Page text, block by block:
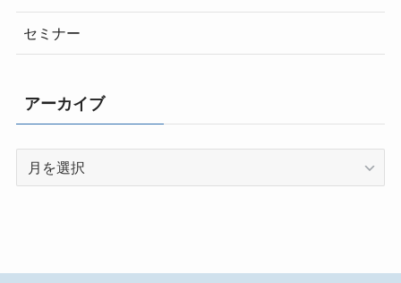
セミナー
アーカイブ